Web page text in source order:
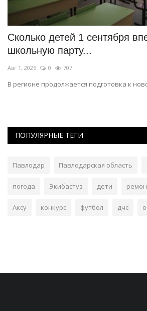
Сколько детей 1 сентября
школьную парту...
Авг 1, 2026 0 707
В регионе продолжается подготовка к
ПОПУЛЯРНЫЕ ТЕГИ
Павлодар Павлодарская область
погода Экибастуз дети
Аксу конкурс футбол дчс